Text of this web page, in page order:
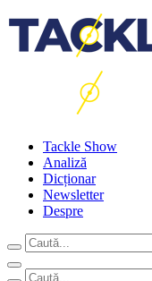
Tackle Show
Analiză
Dicționar
Newsletter
Despre